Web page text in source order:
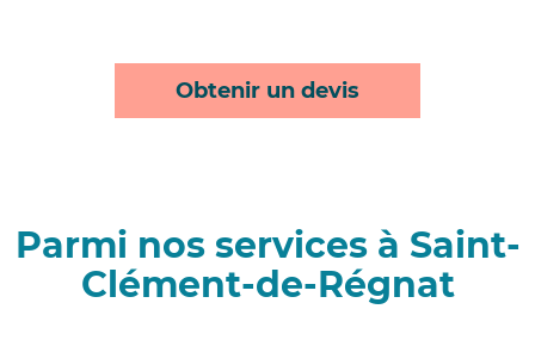
Obtenir un devis
Parmi nos services à Saint-
Clément-de-Régnat